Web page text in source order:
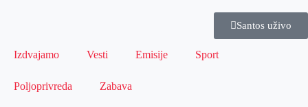
Santos uživo
Izdvajamo Vesti Emisije Sport
Poljoprivreda Zabava